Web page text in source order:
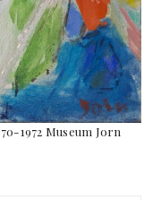
1972 Museum Jorn